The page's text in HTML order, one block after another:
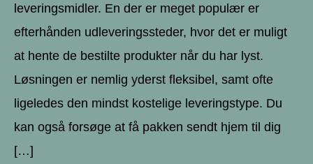
leveringsmidler. En der er meget populær er
efterhånden udleveringssteder, hvor det er muligt
at hente de bestilte produkter når du har lyst.
Løsningen er nemlig yderst fleksibel, samt ofte
ligeledes den mindst kostelige leveringstype. Du
kan også forsøge at få pakken sendt hjem til dig
[…]